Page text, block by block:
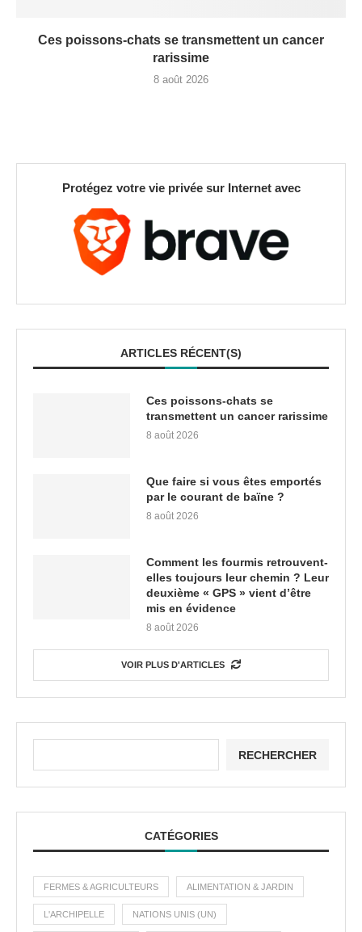
Ces poissons-chats se transmettent un cancer
rarissime
8 août 2026
Protégez votre vie privée sur Internet avec
ARTICLES RÉCENT(S)
Ces poissons-chats se
transmettent un cancer rarissime
8 août 2026
Que faire si vous êtes emportés
par le courant de baïne ?
8 août 2026
Comment les fourmis retrouvent-
elles toujours leur chemin ? Leur
deuxième « GPS » vient d’être
mis en évidence
8 août 2026
VOIR PLUS D'ARTICLES
RECHERCHER
CATÉGORIES
FERMES & AGRICULTEURS ALIMENTATION & JARDIN
L'ARCHIPELLE NATIONS UNIS (UN)